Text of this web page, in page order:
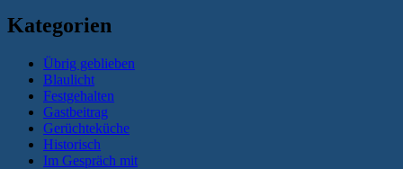
Kategorien
Übrig geblieben
Blaulicht
Festgehalten
Gastbeitrag
Gerüchteküche
Historisch
Im Gespräch mit